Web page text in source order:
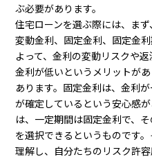
ぶ必要があります。
住宅ローンを選ぶ際には、ま
変動金利、固定金利、固定金
よって、金利の変動リスクや
金利が低いというメリットが
あります。固定金利は、金利
が確定しているという安心感
は、一定期間は固定金利で、
を選択できるというものです
理解し、自分たちのリスク許